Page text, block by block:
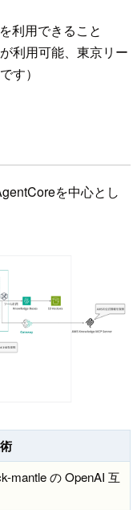
利用できること
利用可能、東京リー
す）
を中心とし
mantle の OpenAI 互